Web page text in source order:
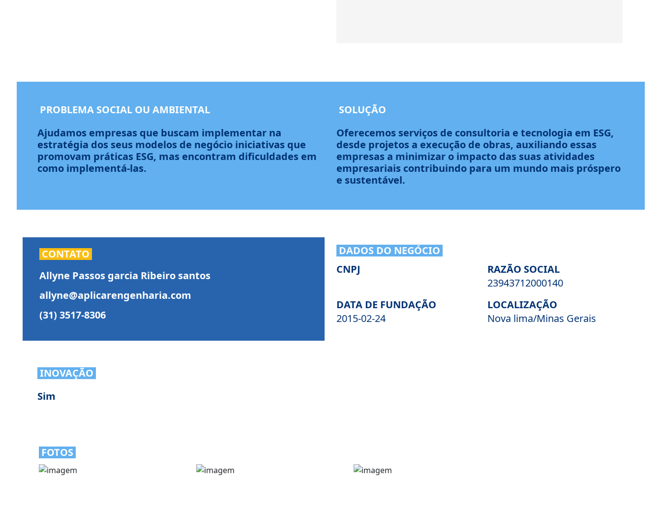
PROBLEMA SOCIAL OU AMBIENTAL
Ajudamos empresas que buscam implementar na
estratégia dos seus modelos de negócio iniciativas que
promovam práticas ESG, mas encontram dificuldades em
como implementá-las.
SOLUÇÃO
Oferecemos serviços de consultoria e tecnologia em ESG,
desde projetos a execução de obras, auxiliando essas
empresas a minimizar o impacto das suas atividades
empresariais contribuindo para um mundo mais próspero
e sustentável.
CONTATO
Allyne Passos garcia Ribeiro santos
allyne@aplicarengenharia.com
(31) 3517-8306
DADOS DO NEGÓCIO
CNPJ
RAZÃO SOCIAL
23943712000140
DATA DE FUNDAÇÃO
2015-02-24
LOCALIZAÇÃO
Nova lima/Minas Gerais
INOVAÇÃO
Sim
FOTOS